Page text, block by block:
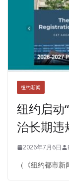
纽约新闻
纽约启动
治长期违
2026年7月6日
（《纽约都市